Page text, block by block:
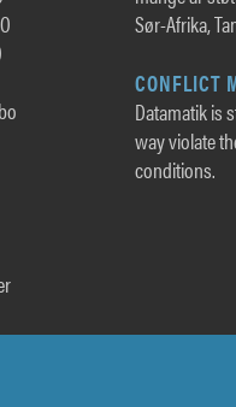
Sør-Afrika,
CONFLICT
Datamatik is
way violate
conditions.